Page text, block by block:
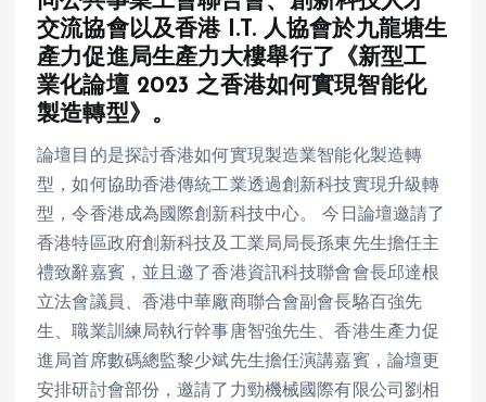
交流協會以及香港 I.T. 人協會於九龍塘生
產力促進局生產力大樓舉行了《新型工
業化論壇 2023 之香港如何實現智能化
製造轉型》。
論壇目的是探討香港如何實現製造業智能化製造轉
型，如何協助香港傳統工業透過創新科技實現升級轉
型，令香港成為國際創新科技中心。 今日論壇邀請了
香港特區政府創新科技及工業局局長孫東先生擔任主
禮致辭嘉賓，並且邀了香港資訊科技聯會會長邱達根
立法會議員、香港中華廠商聯合會副會長駱百強先
生、職業訓練局執行幹事唐智強先生、香港生產力促
進局首席數碼總監黎少斌先生擔任演講嘉賓，論壇更
安排研討會部份，邀請了力勁機械國際有限公司劉相